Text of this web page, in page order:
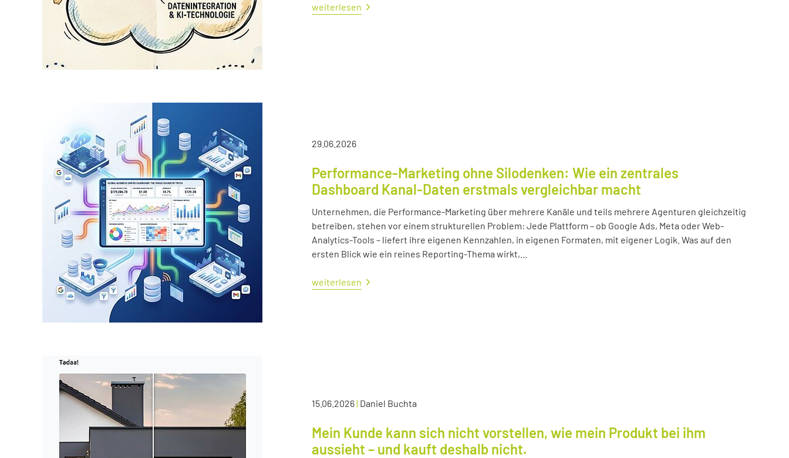
weiterlesen
29.06.2026
Performance-Marketing ohne Silodenken: Wie ein zentrales
Dashboard Kanal-Daten erstmals vergleichbar macht
Unternehmen, die Performance-Marketing über mehrere Kanäle und teils mehrere Agenturen gleichzeitig
betreiben, stehen vor einem strukturellen Problem: Jede Plattform – ob Google Ads, Meta oder Web-
Analytics-Tools – liefert ihre eigenen Kennzahlen, in eigenen Formaten, mit eigener Logik. Was auf den
ersten Blick wie ein reines Reporting-Thema wirkt,...
weiterlesen
15.06.2026| Daniel Buchta
Mein Kunde kann sich nicht vorstellen, wie mein Produkt bei ihm
aussieht – und kauft deshalb nicht.